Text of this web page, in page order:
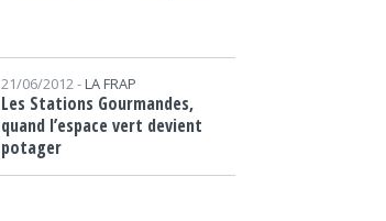
21/06/2012 - LA FRAP
Les Stations Gourmandes,
quand l’espace vert devient
potager